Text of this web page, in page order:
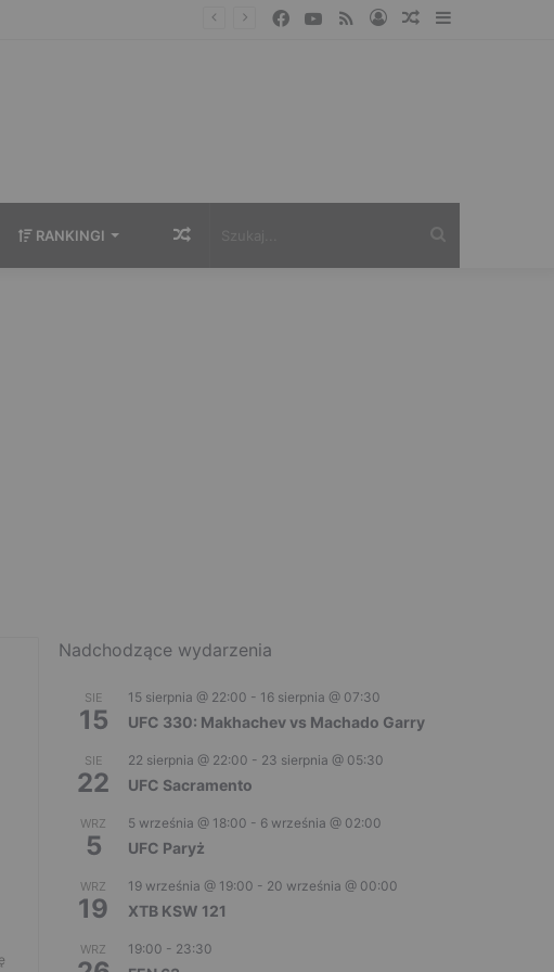
Sidebar
Losowy
Zaloguj
RSS
YouTube
Facebook
RANKINGI Losowy
Nadchodzące wydarzenia
SIE
15
15 sierpnia @ 22:00 - 16 sierpnia @ 07:30
UFC 330: Makhachev vs Machado Garry
SIE
22
22 sierpnia @ 22:00 - 23 sierpnia @ 05:30
UFC Sacramento
WRZ
5
5 września @ 18:00 - 6 września @ 02:00
UFC Paryż
WRZ
19
19 września @ 19:00 - 20 września @ 00:00
XTB KSW 121
WRZ 19:00 - 23:30